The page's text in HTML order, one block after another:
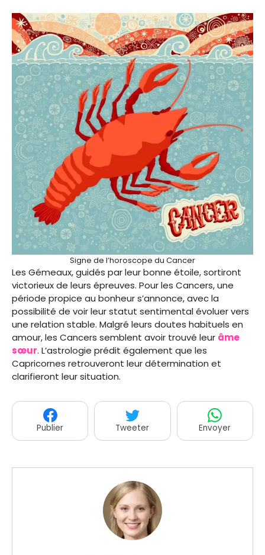
Signe de l’horoscope du Cancer
Les Gémeaux, guidés par leur bonne étoile, sortiront
victorieux de leurs épreuves. Pour les Cancers, une
période propice au bonheur s’annonce, avec la
possibilité de voir leur statut sentimental évoluer vers
une relation stable. Malgré leurs doutes habituels en
amour, les Cancers semblent avoir trouvé leur âme
sœur. L’astrologie prédit également que les
Capricornes retrouveront leur détermination et
clarifieront leur situation.
Publier Tweeter Envoyer